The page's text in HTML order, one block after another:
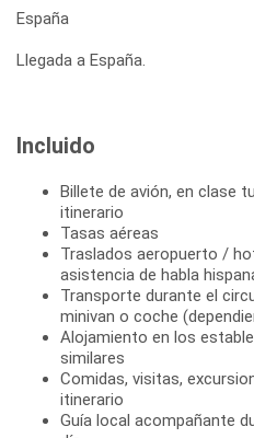
España
Llegada a España.
Incluido
Billete de avión, en clase
itinerario
Tasas aéreas
Traslados aeropuerto /
asistencia de habla
Transporte durante el
minivan o coche
Alojamiento en los
similares
Comidas, visitas,
itinerario
Guía local acompañante